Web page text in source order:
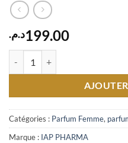
199.00د.م.
Catégories : Parfum Femme,
Marque : IAP PHARMA